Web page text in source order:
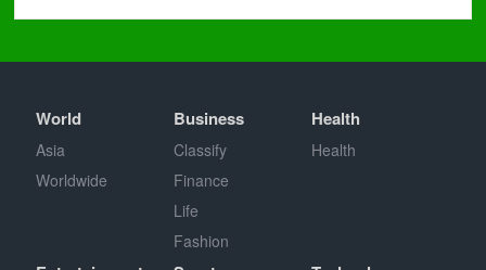
World
Asia
Worldwide
Business
Classify
Finance
Life
Fashion
Health
Health